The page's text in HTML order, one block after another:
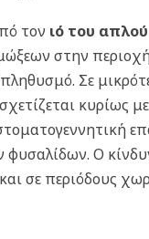
τον ιό του
στην
Σε
κυρίως
φυσαλίδων. Ο
σε περιόδους